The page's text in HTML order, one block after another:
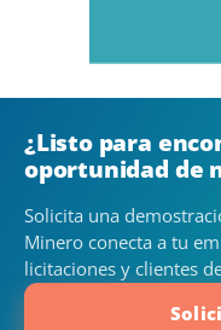
¿Listo para
oportunidad de
Solicita una
Minero conecta a tu
licitaciones y clientes